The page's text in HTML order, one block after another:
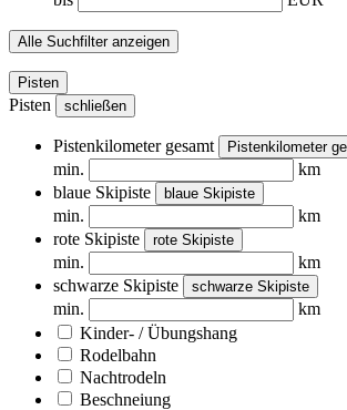
Alle Suchfilter anzeigen
Pisten
Pisten schließen
Pistenkilometer gesamt Pistenkilometer
min.
km
blaue Skipiste
blaue Skipiste
min.
km
rote Skipiste
rote Skipiste
min.
km
schwarze Skipiste
schwarze Skipiste
min.
km
Kinder- / Übungshang
Rodelbahn
Nachtrodeln
Beschneiung